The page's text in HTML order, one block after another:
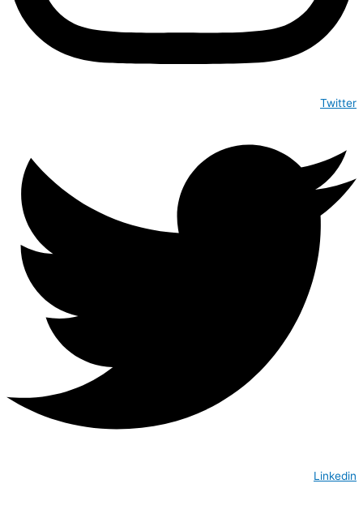
Twitter
Linkedin